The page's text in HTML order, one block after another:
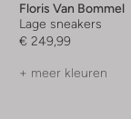
Floris Van Bommel
Lage sneakers
€ 249,99
+ meer kleuren